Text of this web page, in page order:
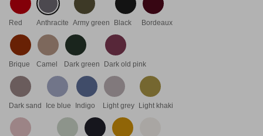
Red Anthracite Army green Black Bordeaux
Brique Camel Dark green Dark old pink
Dark sand Ice blue Indigo Light grey Light khaki